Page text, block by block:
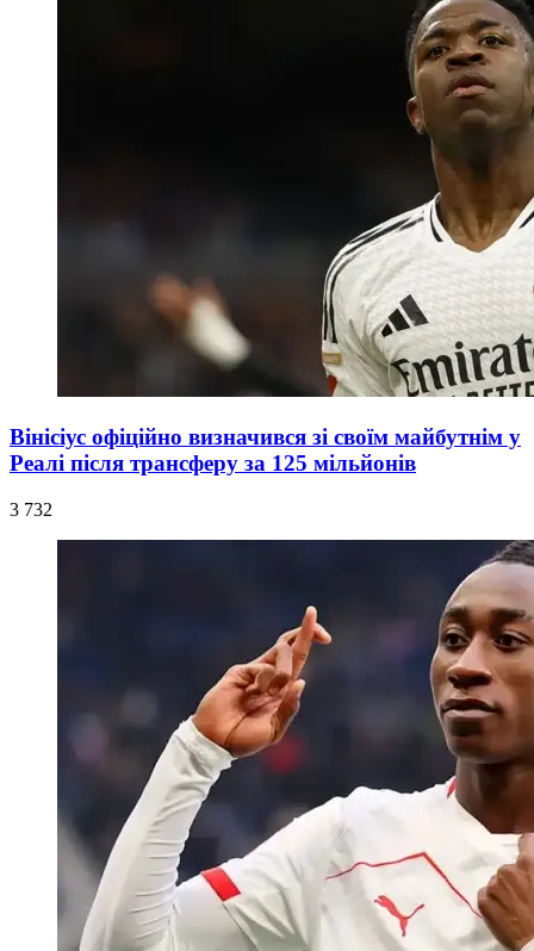
Вінісіус офіційно визначився зі своїм майбутнім у
Реалі після трансферу за 125 мільйонів
3 732